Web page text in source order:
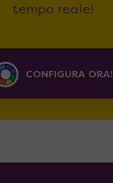
tempo reale!
CONFIGURA ORA!